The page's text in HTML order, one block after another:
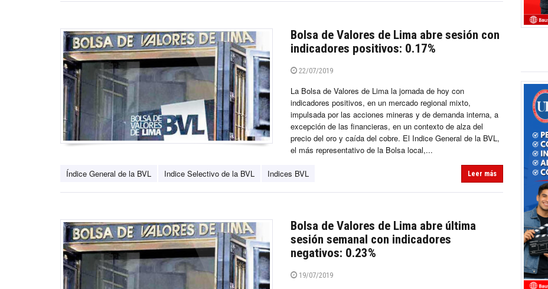
Bolsa de Valores de Lima abre sesión con
indicadores positivos: 0.17%
22/07/2019
La Bolsa de Valores de Lima la jornada de hoy con
indicadores positivos, en un mercado regional mixto,
impulsada por las acciones mineras y de demanda interna, a
excepción de las financieras, en un contexto de alza del
precio del oro y caída del cobre. El Indice General de la BVL,
el más representativo de la Bolsa local,...
Índice General de la BVL Indice Selectivo de la BVL Indices BVL Leer más
Bolsa de Valores de Lima abre última
sesión semanal con indicadores
negativos: 0.23%
19/07/2019